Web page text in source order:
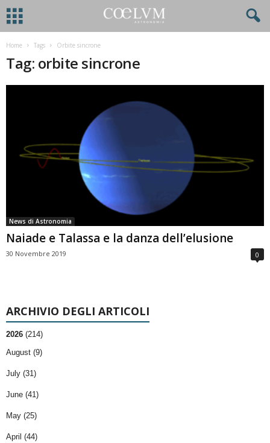
Home Tags Orbite sincrone
Tag: orbite sincrone
News di Astronomia
Naiade e Talassa e la danza dell’elusione
30 Novembre 2019 0
ARCHIVIO DEGLI ARTICOLI
2026 (214)
August (9)
July (31)
June (41)
May (25)
April (44)